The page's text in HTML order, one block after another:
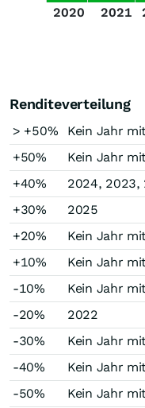
2020
2021
Renditeverteilung
> +50%
Kein Jahr
+50%
Kein Jahr
+40%
2024, 2023,
+30%
2025
+20%
Kein Jahr
+10%
Kein Jahr
-10%
Kein Jahr
-20%
2022
-30%
Kein Jahr
-40%
Kein Jahr
-50%
Kein Jahr